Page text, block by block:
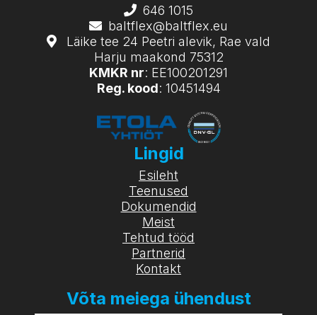
646 1015
baltflex@baltflex.eu
Läike tee 24 Peetri alevik, Rae vald
Harju maakond 75312
KMKR nr: EE100201291
Reg. kood: 10451494
Lingid
Esileht
Teenused
Dokumendid
Meist
Tehtud tööd
Partnerid
Kontakt
Võta meiega ühendust